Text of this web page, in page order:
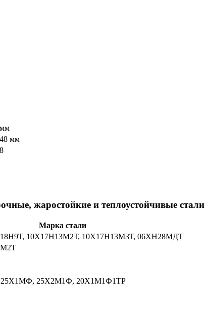
мм
жаростойкие и теплоустойчивые стали
Марка стали
10Х17Н13М2Т, 10Х17Н13М3Т, 06ХН28МДТ
25Х2М1Ф, 20Х1М1Ф1ТР